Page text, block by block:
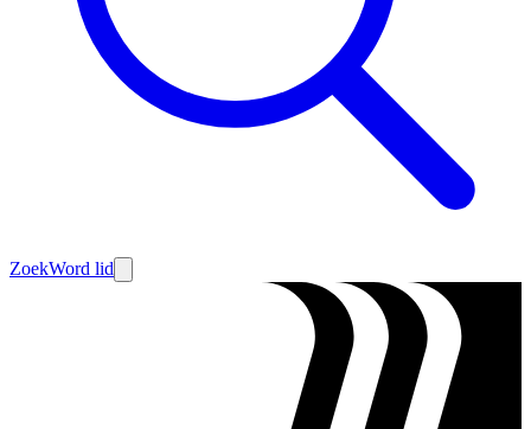
ZoekWord lid